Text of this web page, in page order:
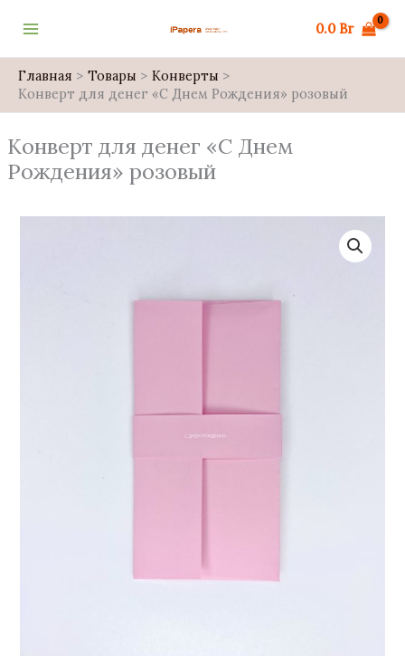
0.0 Br
Главная Товары
Конверты
Конверт для денег «С Днем Рождения» розовый
Конверт для денег «С Днем
Рождения» розовый